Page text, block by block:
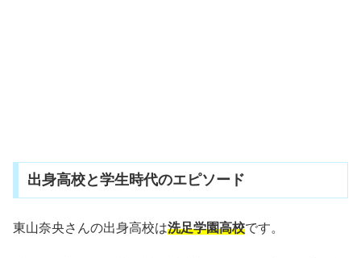
出身高校と学生時代のエピソード
東山奈央さんの出身高校は洗足学園高校です。